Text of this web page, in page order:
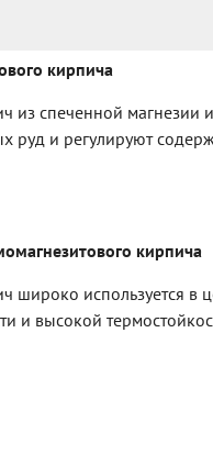
кирпича
из спеченной магнезии
руд и регулируют
кирпича
используется в
и высокой